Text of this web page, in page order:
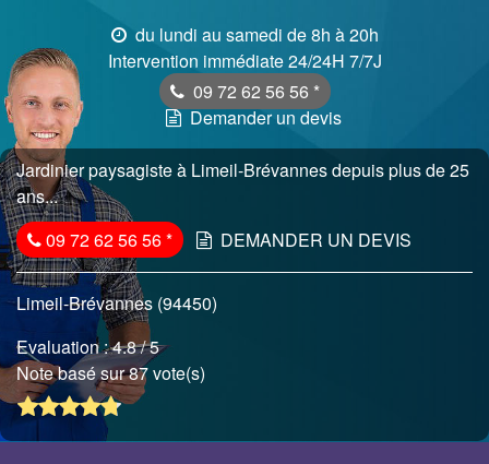
du lundi au samedi de 8h à 20h
Intervention immédiate 24/24H 7/7J
09 72 62 56 56 *
Demander un devis
Jardinier paysagiste à Limeil-Brévannes depuis plus de 25
ans...
09 72 62 56 56* DEMANDER UN DEVIS
Limeil-Brévannes (94450)
Evaluation :4.8/ 5
Note basé sur 87 vote(s)